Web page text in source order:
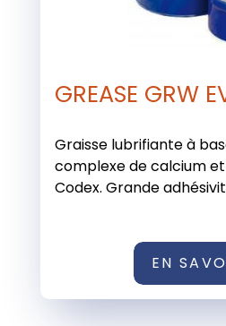
GREASE GRW
Graisse lubrifiante à
complexe de calcium
Codex. Grande
EN